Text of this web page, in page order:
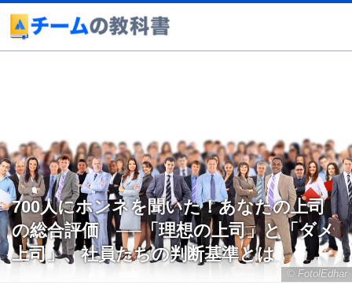
© FotolEdhar
700人にホンネを聞いた！あなたの上司
の総合評価 ──「理想の上司」と「ダメ
上司」、社員たちの判断基準とは